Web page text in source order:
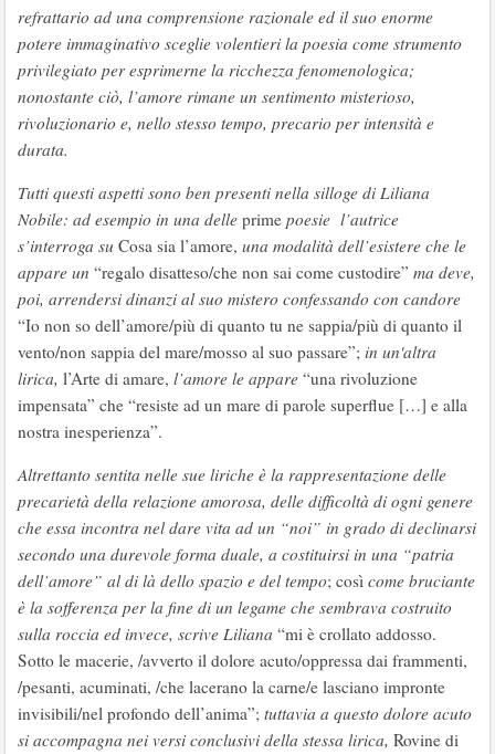
refrattario ad una comprensione razionale ed il suo enorme
potere immaginativo sceglie volentieri la poesia come strumento
privilegiato per esprimerne la ricchezza fenomenologica;
nonostante ciò, l’amore rimane un sentimento misterioso,
rivoluzionario e, nello stesso tempo, precario per intensità e
durata.
Tutti questi aspetti sono ben presenti nella silloge di Liliana
Nobile: ad esempio in una delle prime poesie l’autrice
s’interroga su Cosa sia l’amore, una modalità dell’esistere che le
appare un “regalo disatteso/che non sai come custodire” ma deve,
poi, arrendersi dinanzi al suo mistero confessando con candore
“Io non so dell’amore/più di quanto tu ne sappia/più di quanto il
vento/non sappia del mare/mosso al suo passare”; in un'altra
lirica, l’Arte di amare, l’amore le appare “una rivoluzione
impensata” che “resiste ad un mare di parole superflue […] e alla
nostra inesperienza”.
Altrettanto sentita nelle sue liriche è la rappresentazione delle
precarietà della relazione amorosa, delle difficoltà di ogni genere
che essa incontra nel dare vita ad un “noi” in grado di declinarsi
secondo una durevole forma duale, a costituirsi in una “patria
dell’amore” al di là dello spazio e del tempo; così come bruciante
è la sofferenza per la fine di un legame che sembrava costruito
sulla roccia ed invece, scrive Liliana “mi è crollato addosso.
Sotto le macerie, /avverto il dolore acuto/oppressa dai frammenti,
/pesanti, acuminati, /che lacerano la carne/e lasciano impronte
invisibili/nel profondo dell’anima”; tuttavia a questo dolore acuto
si accompagna nei versi conclusivi della stessa lirica, Rovine di